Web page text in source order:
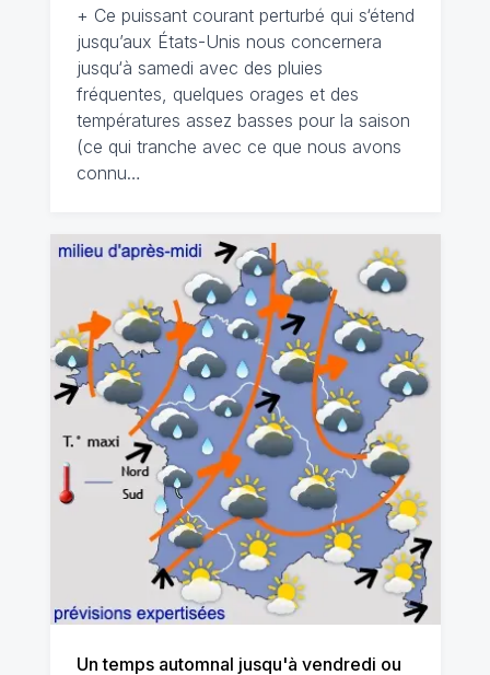
+ Ce puissant courant perturbé qui s‘étend
jusqu’aux États-Unis nous concernera
jusqu‘à samedi avec des pluies
fréquentes, quelques orages et des
températures assez basses pour la saison
(ce qui tranche avec ce que nous avons
connu…
Un temps automnal jusqu'à vendredi ou